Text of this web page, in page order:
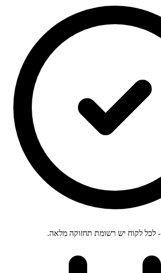
- לכל לקוח יש רשומת תחזוקה מלאה.